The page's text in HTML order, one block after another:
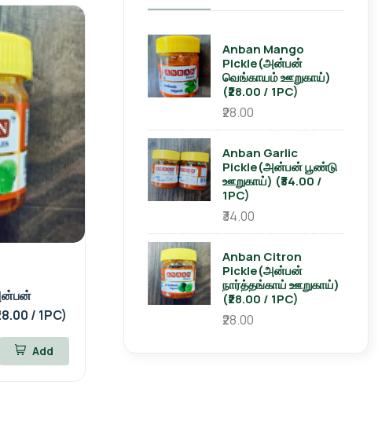
/ 1PC)
Add
Anban Mango
Pickle(அன்பன்
வெங்காயம் ஊறுகாய்)
(₹28.00 / 1PC)
₹28.00
Anban Garlic
Pickle(அன்பன் பூண்டு
ஊறுகாய்) (₹34.00 /
1PC)
₹34.00
Anban Citron
Pickle(அன்பன்
நார்த்தங்காய் ஊறுகாய்)
(₹28.00 / 1PC)
₹28.00